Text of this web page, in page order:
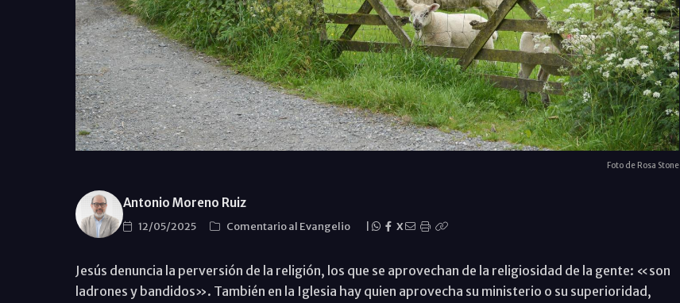
Foto de Rosa Stone
Antonio Moreno Ruiz
12/05/2025 Comentario al Evangelio X
Jesús denuncia la perversión de la religión, los que se aprovechan de la religiosidad de la gente: «son
ladrones y bandidos». También en la Iglesia hay quien aprovecha su ministerio o su superioridad,